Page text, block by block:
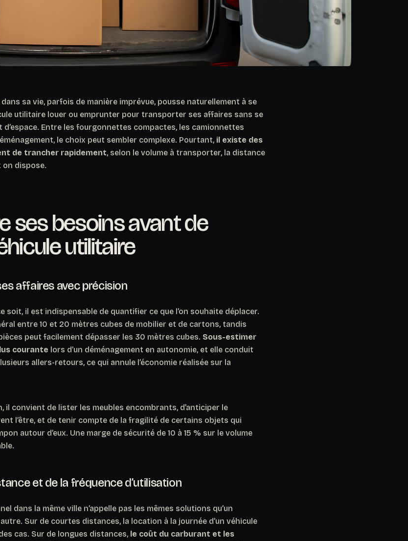
sa vie, parfois de manière imprévue, pousse naturellement à se
utilitaire louer ou emprunter pour transporter ses affaires sans se
Entre les fourgonnettes compactes, les camionnettes
le choix peut sembler complexe. Pourtant, il existe des
de trancher rapidement, selon le volume à transporter, la distance
dispose.
ses besoins avant de
utilitaire
affaires avec précision
soit, il est indispensable de quantifier ce que l’on souhaite déplacer.
entre 10 et 20 mètres cubes de mobilier et de cartons, tandis
peut facilement dépasser les 30 mètres cubes. Sous-estimer
courante lors d’un déménagement en autonomie, et elle conduit
allers-retours, ce qui annule l’économie réalisée sur la
convient de lister les meubles encombrants, d’anticiper le
l’être, et de tenir compte de la fragilité de certains objets qui
autour d’eux. Une marge de sécurité de 10 à 15 % sur le volume
et de la fréquence d’utilisation
dans la même ville n’appelle pas les mêmes solutions qu’un
Sur de courtes distances, la location à la journée d’un véhicule
cas. Sur de longues distances, le coût du carburant et les